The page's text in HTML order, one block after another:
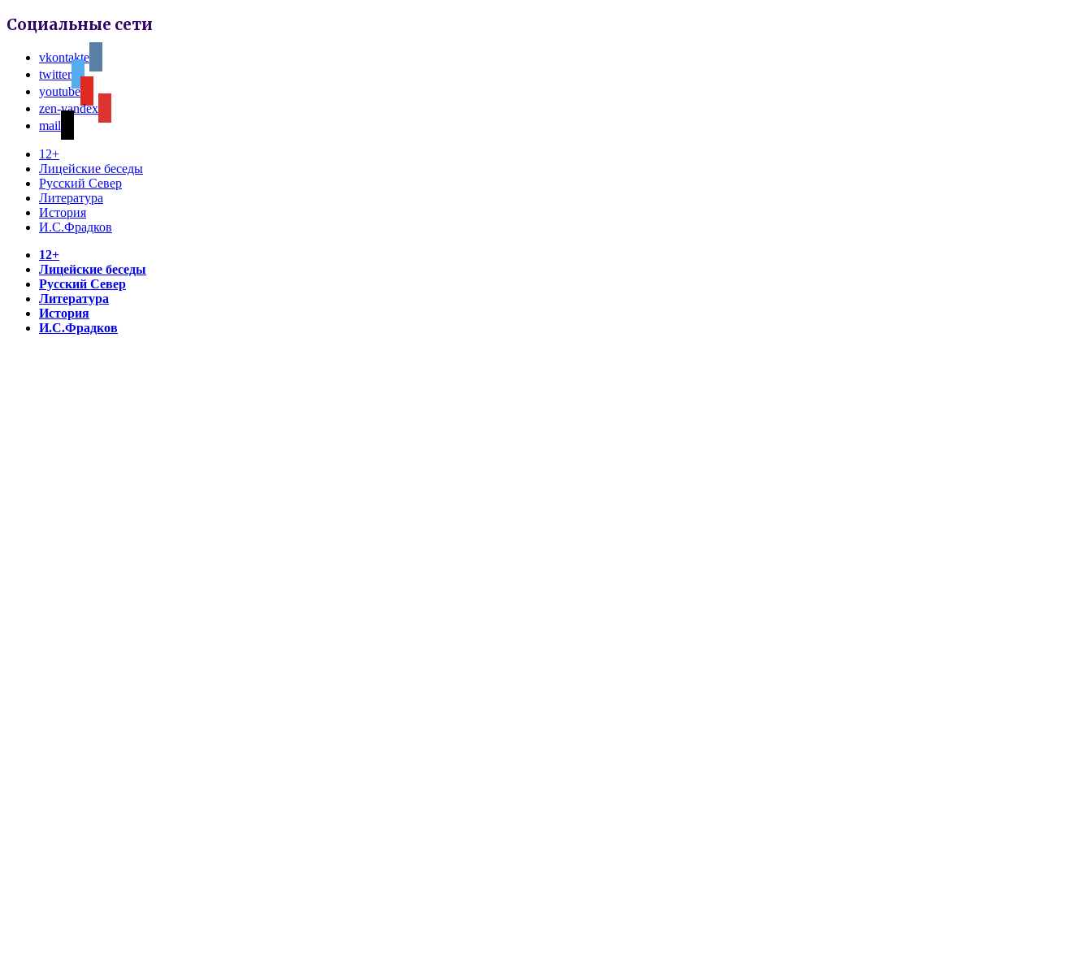
Социальные сети
vkontakte
twitter
youtube
zen-yandex
mail
12+
Лицейские беседы
Русский Север
Литература
История
И.С.Фрадков
12+
Лицейские беседы
Русский Север
Литература
История
И.С.Фрадков